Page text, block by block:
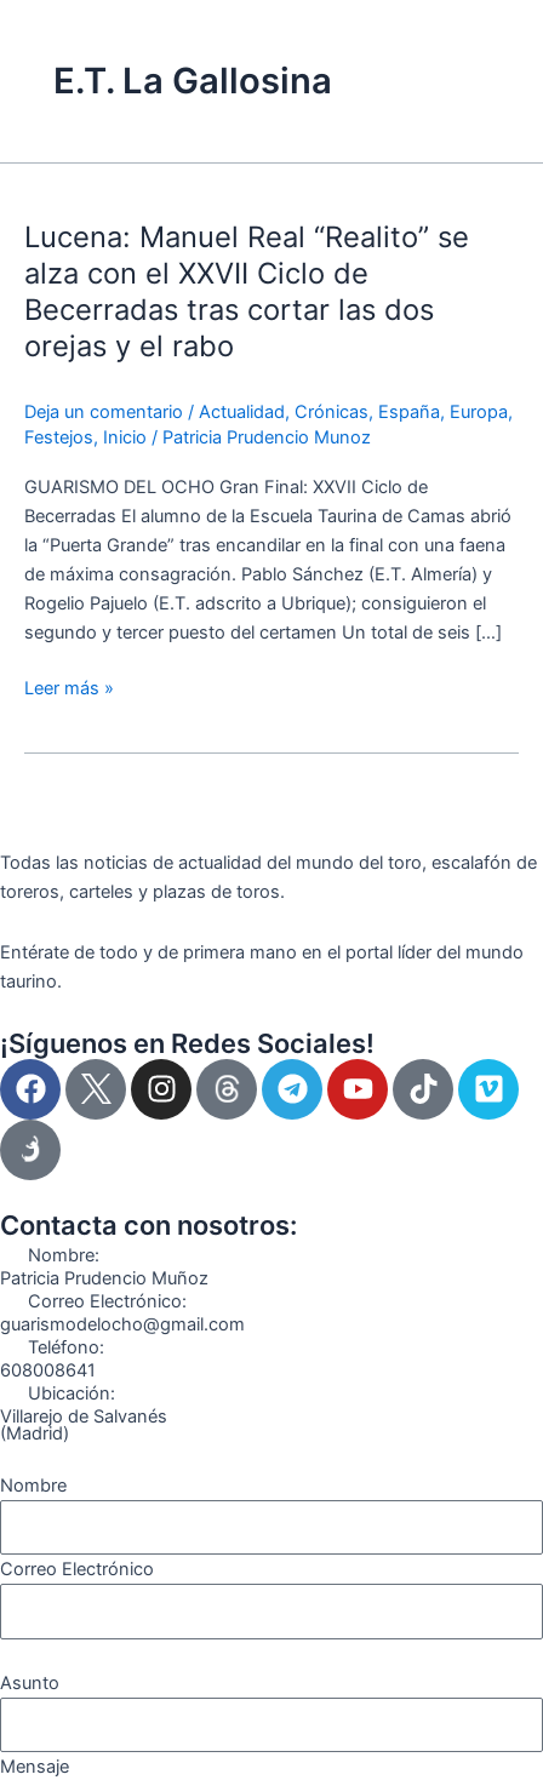
E.T. La Gallosina
Lucena: Manuel Real “Realito” se
alza con el XXVII Ciclo de
Becerradas tras cortar las dos
orejas y el rabo
Deja un comentario / Actualidad, Crónicas, España, Europa,
Festejos, Inicio / Patricia Prudencio Munoz
GUARISMO DEL OCHO Gran Final: XXVII Ciclo de
Becerradas El alumno de la Escuela Taurina de Camas abrió
la “Puerta Grande” tras encandilar en la final con una faena
de máxima consagración. Pablo Sánchez (E.T. Almería) y
Rogelio Pajuelo (E.T. adscrito a Ubrique); consiguieron el
segundo y tercer puesto del certamen Un total de seis […]
Real
“Realito”
se
alza
con
XXVII
Ciclo
Becerradas
tras
cortar
las
dos
orejas
el
Leer más »
Todas las noticias de actualidad del mundo del toro, escalafón de
toreros, carteles y plazas de toros.
Entérate de todo y de primera mano en el portal líder del mundo
taurino.
¡Síguenos en Redes Sociales!
F
a
c
e
o
o
k
I
n
g
a
m
T
e
r
Y
o
T
i
V
i
Contacta con nosotros:
Nombre:
Patricia Prudencio Muñoz
Correo Electrónico:
guarismodelocho@gmail.com
Teléfono:
608008641
Ubicación:
Villarejo de Salvanés
(Madrid)
Nombre
Correo Electrónico
Asunto
Mensaje